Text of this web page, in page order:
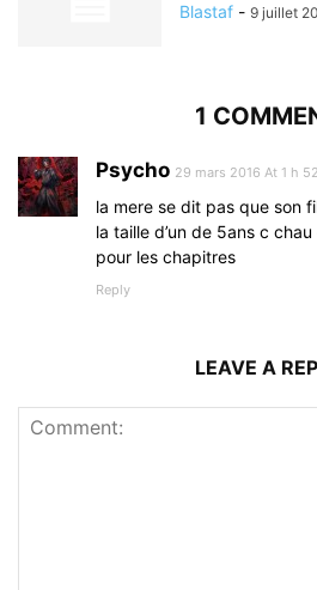
Blastaf - 9 juillet
1
Psycho 29 mars 2016 At 1 h
la mere se dit pas que son
la taille d’un de 5ans c
pour les chapitres
Reply
LEAVE A